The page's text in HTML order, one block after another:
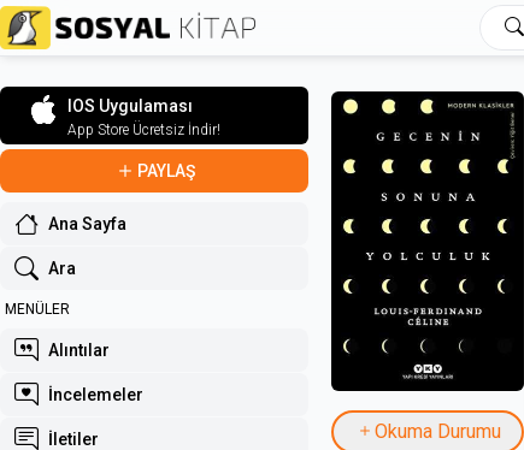
IOS Uygulaması
App Store Ücretsiz İndir!
PAYLAŞ
Ana Sayfa
Ara
MENÜLER
Alıntılar
İncelemeler
İletiler Okuma Durumu